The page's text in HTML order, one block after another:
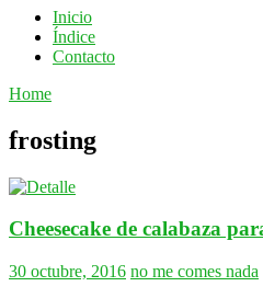
Inicio
Índice
Contacto
Home
frosting
Cheesecake de calabaza
30 octubre, 2016 no me comes nada